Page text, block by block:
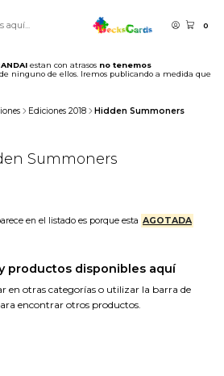
0
estan con atrasos no tenemos
de ninguno de ellos. Iremos publicando a medida que
Ediciones 2018 Hidden Summoners
Summoners
en el listado es porque esta AGOTADA
productos disponibles aquí
en otras categorías o utilizar la barra de
encontrar otros productos.